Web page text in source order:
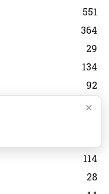
551
364
29
134
92
177
114
28
×